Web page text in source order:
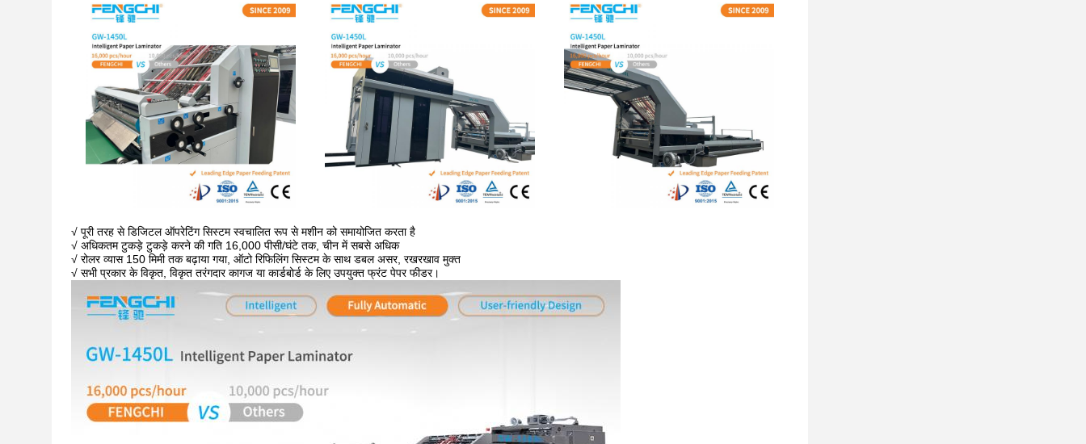
√ पूरी तरह से डिजिटल ऑपरेटिंग सिस्टम स्वचालित रूप से मशीन को समायोजित करता है
√ अधिकतम टुकड़े टुकड़े करने की गति 16,000 पीसी/घंटे तक, चीन में सबसे अधिक
√ रोलर व्यास 150 मिमी तक बढ़ाया गया, ऑटो रिफिलिंग सिस्टम के साथ डबल असर, रखरखाव मुक्त
√ सभी प्रकार के विकृत, विकृत तरंगदार कागज या कार्डबोर्ड के लिए उपयुक्त फ्रंट पेपर फीडर।